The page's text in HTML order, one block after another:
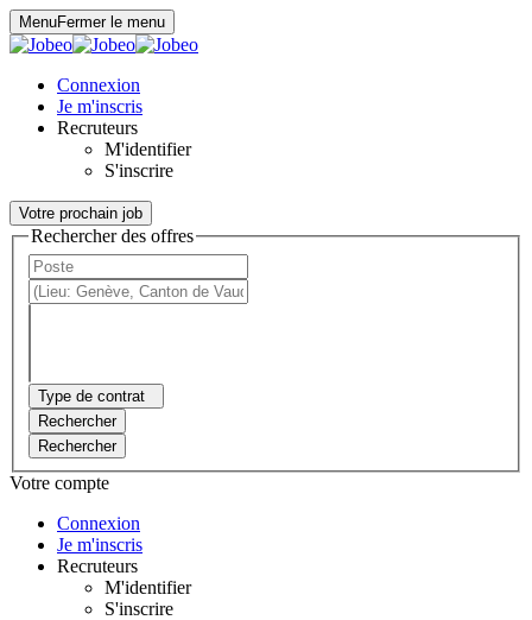
MenuFermer le menu
Connexion
Je m'inscris
Recruteurs
M'identifier
S'inscrire
Votre prochain job
Rechercher des offres
Type de contrat
Rechercher
Rechercher
Votre compte
Connexion
Je m'inscris
Recruteurs
M'identifier
S'inscrire
Panneau de gestion des cookies